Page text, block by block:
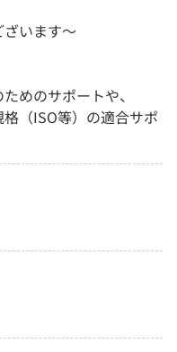
います～
めのサポートや、
（ISO等）の適合サポ